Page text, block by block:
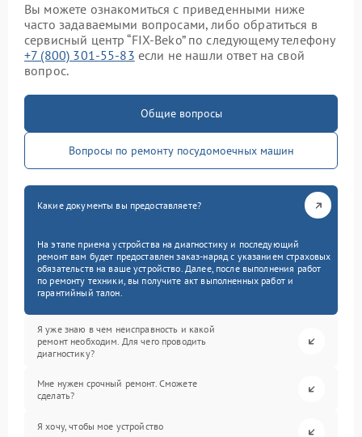
Вы можете ознакомиться с приведенными ниже
часто задаваемыми вопросами, либо обратиться в
сервисный центр “FIX-Beko” по следующему телефону
+7 (800) 301-55-83 если не нашли ответ на свой
вопрос.
Общие вопросы
Вопросы по ремонту посудомоечных машин
Какие документы вы предоставляете?
На этапе приема устройства на диагностику и последующий
ремонт вам будет предоставлен заказ-наряд с указанием страховых
обязательств на ваше устройство. Далее, после выполнения работ
по ремонту техники, вы получите акт выполненных работ и
гарантийный талон.
Я уже знаю в чем неисправность и какой
ремонт необходим. Для чего проводить
диагностику?
Мне нужен срочный ремонт. Сможете
сделать?
Я хочу, чтобы мое устройство